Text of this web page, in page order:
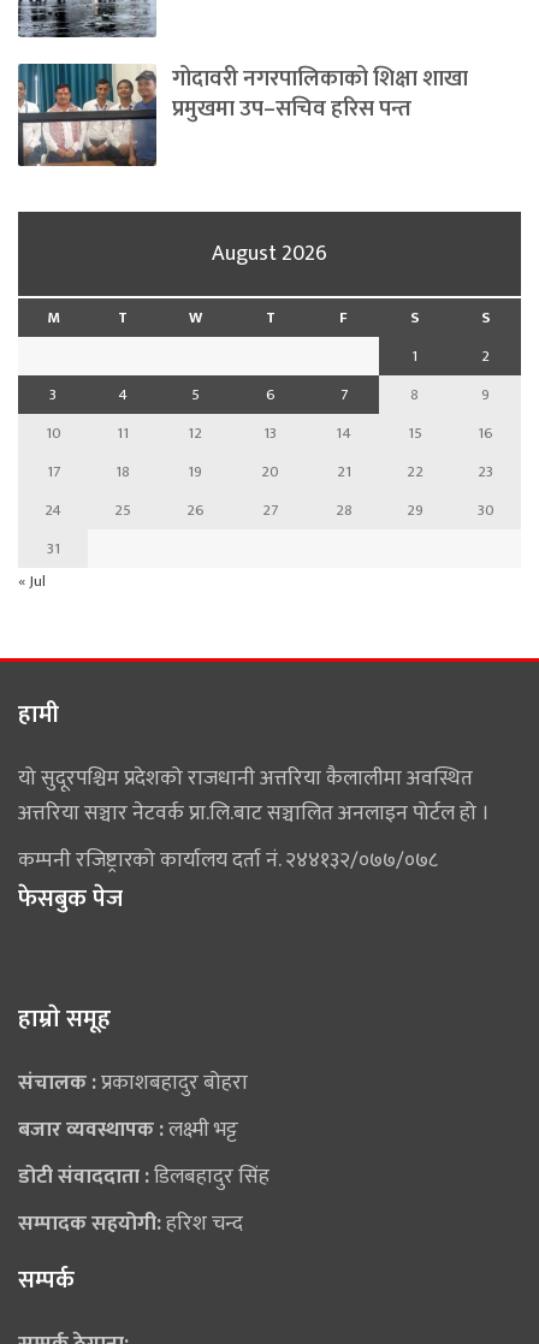
गोदावरी नगरपालिकाको शिक्षा शाखा
प्रमुखमा उप–सचिव हरिस पन्त
August 2026
M T W T F S
S
1
2
3
4 5 6 7 8
9
10
11 12 13 14 15
16
17
18 19 20 21 22
23
24
25 26 27 28 29
30
31
« Jul
हामी
यो सुदूरपश्चिम प्रदेशको राजधानी अत्तरिया कैलालीमा अवस्थित
अत्तरिया सञ्चार नेटवर्क प्रा.लि.बाट सञ्चालित अनलाइन पोर्टल हो ।
कम्पनी रजिष्ट्रारको कार्यालय दर्ता नं. २४४१३२/०७७/०७८
फेसबुक पेज
हाम्राे समूह
संचालक :प्रकाशबहादुर बोहरा
बजार व्यवस्थापक :लक्ष्मी भट्ट
डोटी संवाददाता :डिलबहादुर सिंह
सम्पादक सहयोगी:हरिश चन्द
सम्पर्क